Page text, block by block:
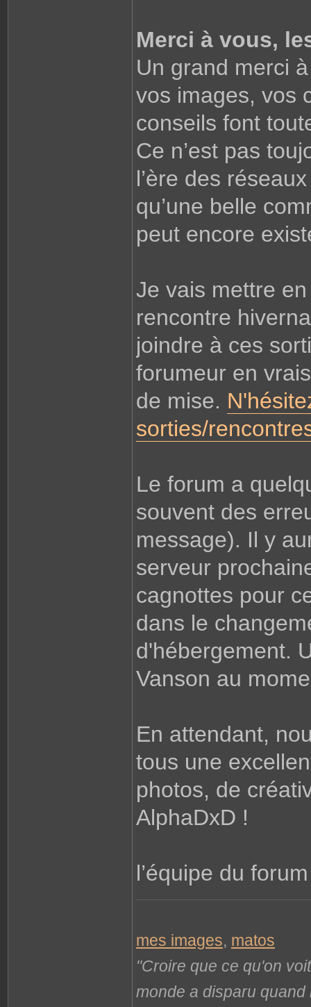
Merci à vous,
Un grand merci
vos images, vos
conseils font
Ce n’est pas
l’ère des
qu’une belle
peut encore
Je vais mettre
rencontre
joindre à ces
forumeur en
de mise.
sorties/
Le forum a
souvent des
message). Il y
serveur
cagnottes pour
dans le
d'hébergement.
Vanson au
En attendant,
tous une
photos, de
AlphaDxD !
l’équipe du
mes images, matos
"Croire que ce qu'on
monde a disparu quand